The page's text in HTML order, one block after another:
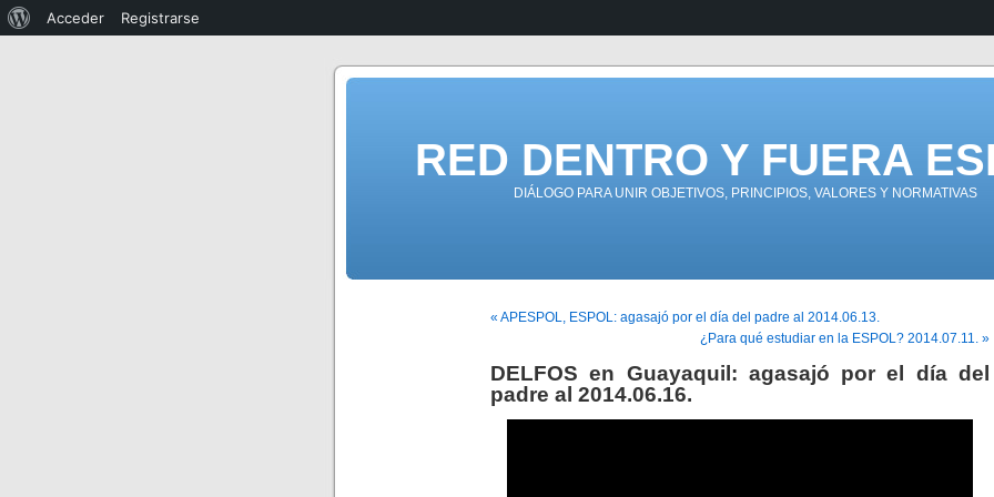
RED DENTRO Y FUERA
DIÁLOGO PARA UNIR OBJETIVOS, PRINCIPIOS, VALORES Y NORMATIVAS
« APESPOL, ESPOL: agasajó por el día del padre al 2014.06.13.
¿Para qué estudiar en la ESPOL? 2014.07.11. »
DELFOS en Guayaquil: agasajó por el día del
padre al 2014.06.16.
Acceder Registrarse